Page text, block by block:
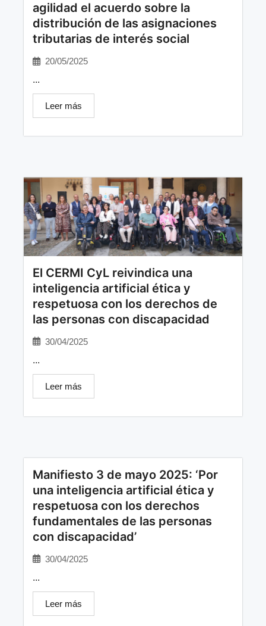
agilidad el acuerdo sobre la
distribución de las asignaciones
tributarias de interés social
20/05/2025
...
Leer más
El CERMI CyL reivindica una
inteligencia artificial ética y
respetuosa con los derechos de
las personas con discapacidad
30/04/2025
...
Leer más
Manifiesto 3 de mayo 2025: ‘Por
una inteligencia artificial ética y
respetuosa con los derechos
fundamentales de las personas
con discapacidad’
30/04/2025
...
Leer más